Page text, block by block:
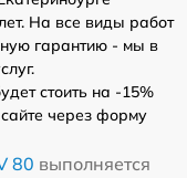
На все виды работ
гарантию - мы в
стоить на -15%
через форму
80 выполняется